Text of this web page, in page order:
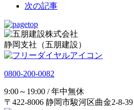
次の記事
静岡支社（五朋建設）
0800-200-0082
9:00～19:00 / 年中無休
〒422-8006 静岡市駿河区曲金2-8-39